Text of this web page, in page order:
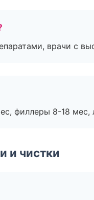
врачи с
филлеры 8-18
и чистки